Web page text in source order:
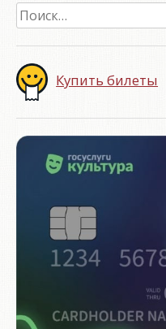
Найти:
Купить билеты